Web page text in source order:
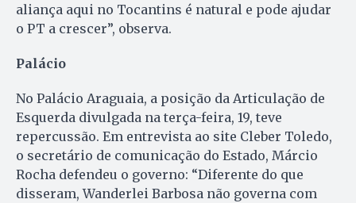
aliança aqui no Tocantins é natural e pode ajudar
o PT a crescer”, observa.
Palácio
No Palácio Araguaia, a posição da Articulação de
Esquerda divulgada na terça-feira, 19, teve
repercussão. Em entrevista ao site Cleber Toledo,
o secretário de comunicação do Estado, Márcio
Rocha defendeu o governo: “Diferente do que
disseram, Wanderlei Barbosa não governa com